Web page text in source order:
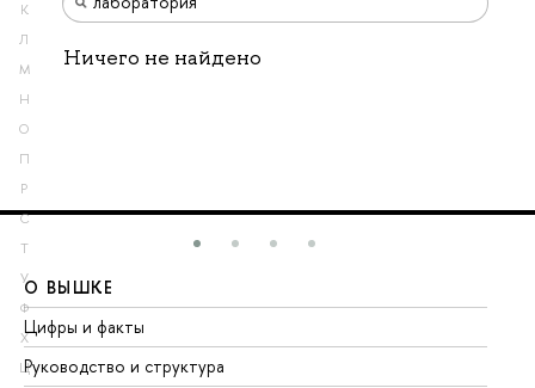
К
Л
М
Н
О
П
Р
С
Т
У
Ф
Х
Ц
Ничего не найдено
О ВЫШКЕ
Цифры и факты
Руководство и структура